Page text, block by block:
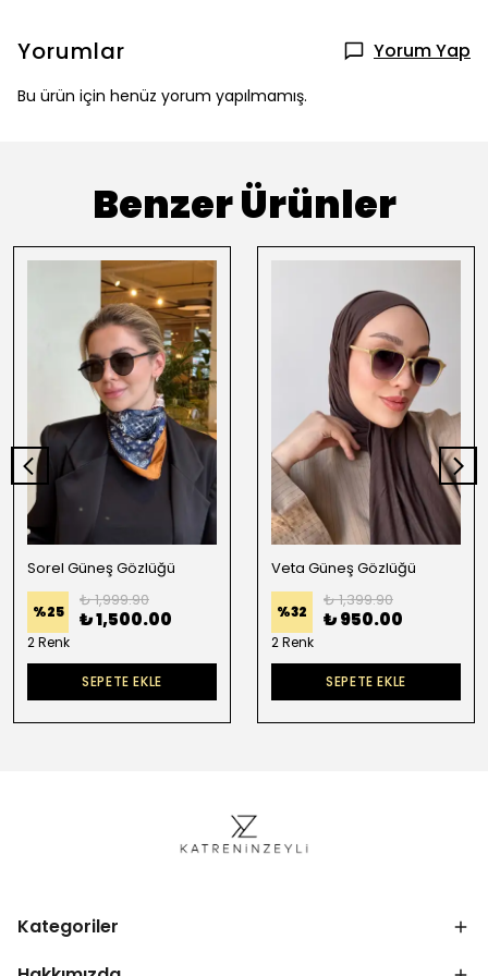
Yorumlar Yorum Yap
Bu ürün için henüz yorum yapılmamış.
Benzer Ürünler
Sorel Güneş Gözlüğü
%25
₺ 1,999.90
₺ 1,500.00
2 Renk
SEPETE EKLE
Veta Güneş Gözlüğü
%32
₺ 1,399.90
₺ 950.00
2 Renk
SEPETE EKLE
Kategoriler